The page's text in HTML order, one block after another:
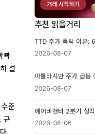
빡
설
준
규
.
추천 읽을거리
2026-08-07
2026-08-07
2026-08-06